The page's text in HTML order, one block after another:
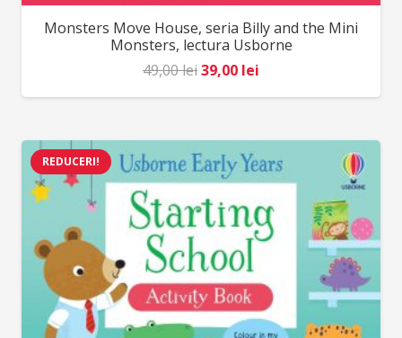
Monsters Move House, seria Billy and the Mini
Monsters, lectura Usborne
49,00leiPrețul
inițial
fost:
49,00 lei.
39,00 lei
curent
39,00 lei.
REDUCERI!